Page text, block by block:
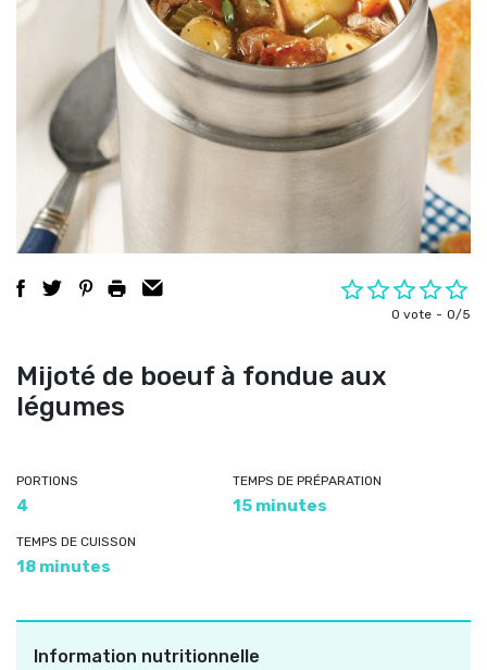
0 vote 0/5
Mijoté de boeuf à fondue aux
légumes
PORTIONS
4
TEMPS DE PRÉPARATION
15 minutes
TEMPS DE CUISSON
18 minutes
Information nutritionnelle